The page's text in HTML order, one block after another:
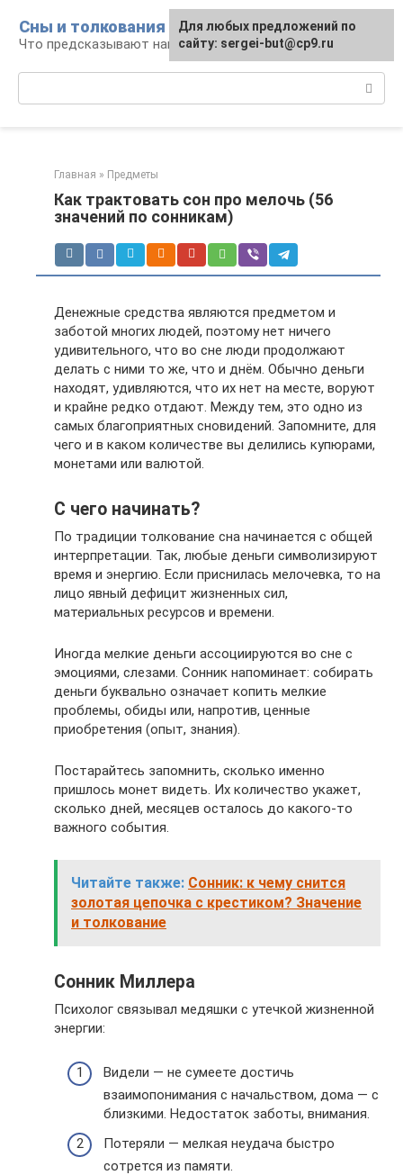
контенту
Сны и толкования
Что предсказывают нам наши сны
Главная » Предметы
Как трактовать сон про мелочь (56
значений по сонникам)
Денежные средства являются предметом и
заботой многих людей, поэтому нет ничего
удивительного, что во сне люди продолжают
делать с ними то же, что и днём. Обычно деньги
находят, удивляются, что их нет на месте, воруют
и крайне редко отдают. Между тем, это одно из
самых благоприятных сновидений. Запомните, для
чего и в каком количестве вы делились купюрами,
монетами или валютой.
С чего начинать?
По традиции толкование сна начинается с общей
интерпретации. Так, любые деньги символизируют
время и энергию. Если приснилась мелочевка, то на
лицо явный дефицит жизненных сил,
материальных ресурсов и времени.
Иногда мелкие деньги ассоциируются во сне с
эмоциями, слезами. Сонник напоминает: собирать
деньги буквально означает копить мелкие
проблемы, обиды или, напротив, ценные
приобретения (опыт, знания).
Постарайтесь запомнить, сколько именно
пришлось монет видеть. Их количество укажет,
сколько дней, месяцев осталось до какого-то
важного события.
Читайте также: Сонник: к чему снится
золотая цепочка с крестиком? Значение
и толкование
Сонник Миллера
Психолог связывал медяшки с утечкой жизненной
энергии:
Видели — не сумеете достичь
взаимопонимания с начальством, дома — с
близкими. Недостаток заботы, внимания.
Потеряли — мелкая неудача быстро
сотрется из памяти.
Для любых предложений по
сайту: sergei-but@cp9.ru